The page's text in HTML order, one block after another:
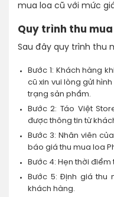
mua loa cũ với mức
Quy trình thu
Sau đây quy trình thu
Bước 1: Khách hàng
cũ xin vui lòng gửi
trạng sản phẩm.
Bước 2: Táo Việt
được thông tin từ
Bước 3: Nhân viên
báo giá thu mua loa
Bước 4: Hẹn thời điểm
Bước 5: Định giá thu
khách hàng.